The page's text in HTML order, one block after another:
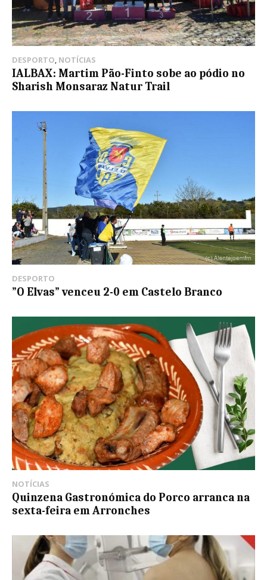
DESPORTO NOTÍCIAS
IALBAX: Martim Pão-Finto sobe ao pódio no
Sharish Monsaraz Natur Trail
DESPORTO
”O Elvas” venceu 2-0 em Castelo Branco
NOTÍCIAS
Quinzena Gastronómica do Porco arranca na
sexta-feira em Arronches